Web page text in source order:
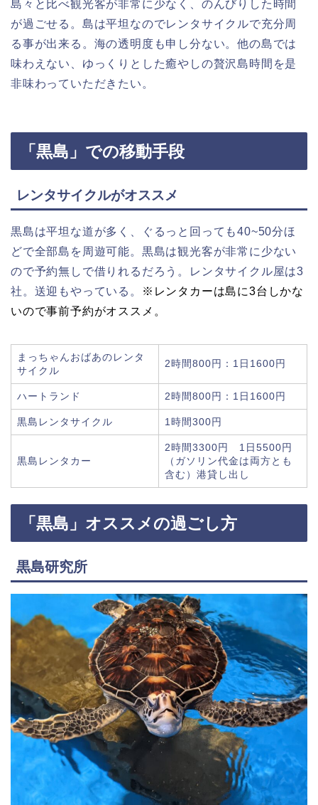
島々と比べ観光客が非常に少なく、のんびりした時間
が過ごせる。島は平坦なのでレンタサイクルで充分周
る事が出来る。海の透明度も申し分ない。他の島では
味わえない、ゆっくりとした癒やしの贅沢島時間を是
非味わっていただきたい。
「黒島」での移動手段
レンタサイクルがオススメ
黒島は平坦な道が多く、ぐるっと回っても40~50分ほ
どで全部島を周遊可能。黒島は観光客が非常に少ない
ので予約無しで借りれるだろう。レンタサイクル屋は3
社。送迎もやっている。
※レンタカーは島に3台しかな
いので事前予約がオススメ。
まっちゃんおばあのレンタ
サイクル
2時間800円：1日1600円
ハートランド 2時間800円：1日1600円
黒島レンタサイクル 1時間300円
黒島レンタカー
2時間3300円 1日5500円
（ガソリン代金は両方とも
含む）港貸し出し
「黒島」オススメの過ごし方
黒島研究所